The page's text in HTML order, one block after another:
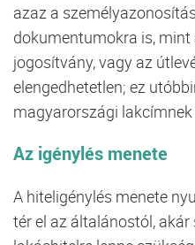
azaz a
dokumentumokra is, mint
jogosítvány, vagy az
elengedhetetlen; ez
magyarországi lakcímnek
Az igénylés menete
A hiteligénylés menete
tér el az általánostól,